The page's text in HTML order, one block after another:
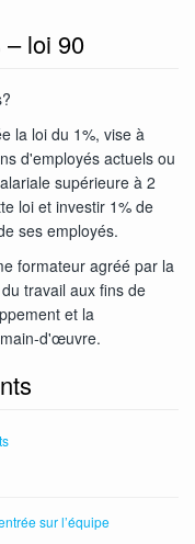
loi 90
la loi du 1%, vise à
d'employés actuels ou
supérieure à 2
loi et investir 1% de
ses employés.
formateur agréé par la
travail aux fins de
et la
d'œuvre.
sur l’équipe